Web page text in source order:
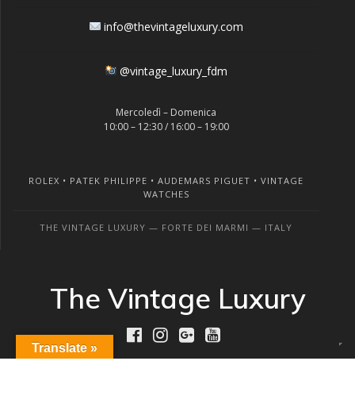
info@thevintageluxury.com
@vintage_luxury_fdm
Mercoledì – Domenica
10:00 – 12:30 / 16:00 – 19:00
ROLEX • PATEK PHILIPPE • AUDEMARS PIGUET • VINTAGE
WATCHES
THE VINTAGE LUXURY — FORTE DEI MARMI — ITALY
The Vintage Luxury
Translate »